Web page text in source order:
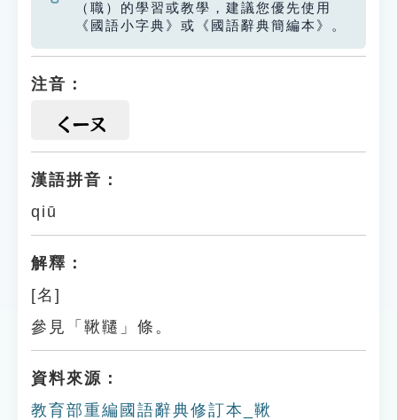
（職）的學習或教學，建議您優先使用
《國語小字典》或《國語辭典簡編本》。
注音：
ㄑㄧㄡ
漢語拼音：
qiū
解釋：
[名]
參見「鞦韆」條。
資料來源：
教育部重編國語辭典修訂本_鞦